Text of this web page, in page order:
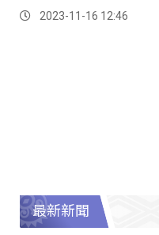
2023-11-16 12:46
最新新聞